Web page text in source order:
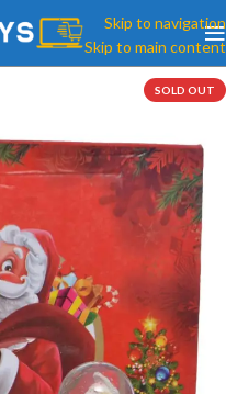
Skip to navigation
Skip to main content
SOLD OUT